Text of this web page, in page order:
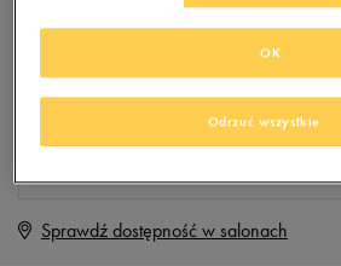
Produkt niedostępny
Jeśli artykuł będzie ponownie dostępny,
M Powiadom o dostępności
Sprawdź dostępność w salonach
Odrzuć wszystkie
OK